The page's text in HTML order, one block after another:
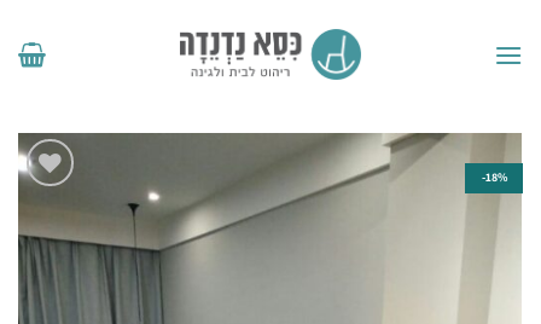
18%-
הוסף
לרשימת
המשאלות